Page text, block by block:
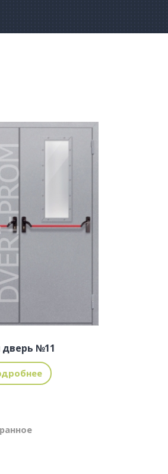
№11